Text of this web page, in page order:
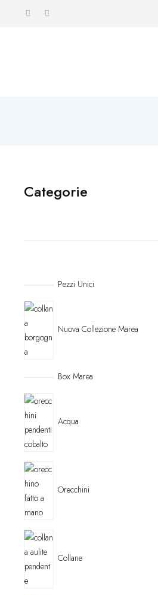
Categorie
Pezzi Unici
Nuova Collezione Marea
Box Marea
Acqua
Orecchini
Collane